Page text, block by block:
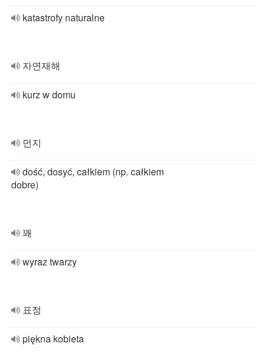
katastrofy naturalne
자연재해
kurz w domu
먼지
dość, dosyć, całkiem (np. całkiem
dobre)
꽤
wyraz twarzy
표정
piękna kobieta